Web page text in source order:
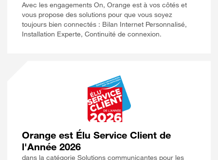
Avec les engagements On, Orange est à vos côtés et
vous propose des solutions pour que vous soyez
toujours bien connectés : Bilan Internet Personnalisé,
Installation Experte, Continuité de connexion.
Orange est Élu Service Client de
l'Année 2026
dans la catégorie Solutions communicantes pour les